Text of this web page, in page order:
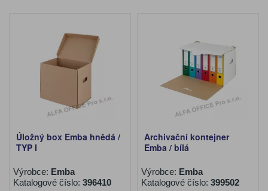
Úložný box Emba hnědá /
TYP I
Výrobce: Emba
Katalogové číslo: 396410
Archivační kontejner
Emba / bílá
Výrobce: Emba
Katalogové číslo: 399502